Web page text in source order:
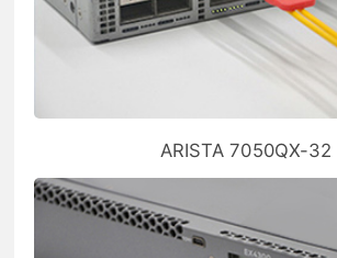
ARISTA 7050QX-32